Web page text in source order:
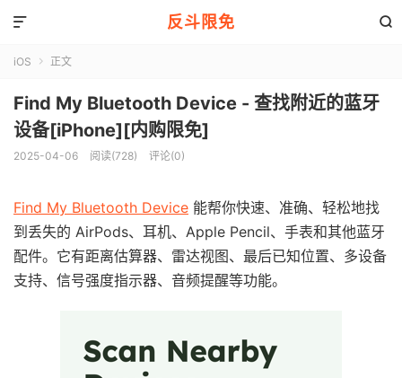
反斗限免 

iOS  正文
Find My Bluetooth Device - 查找附近的蓝牙
设备[iPhone][内购限免]
2025-04-06 阅读(728) 评论(0)
Find My Bluetooth Device 能帮你快速、准确、轻松地找
到丢失的 AirPods、耳机、Apple Pencil、手表和其他蓝牙
配件。它有距离估算器、雷达视图、最后已知位置、多设备
支持、信号强度指示器、音频提醒等功能。